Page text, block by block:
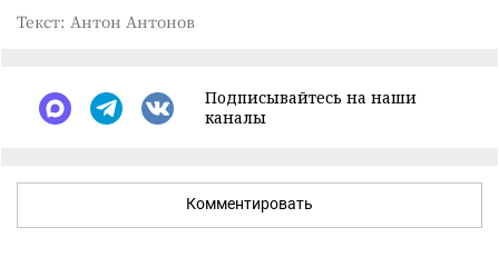
Текст: Антон Антонов
Подписывайтесь на наши
каналы
Комментировать